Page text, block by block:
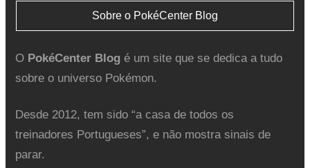
Sobre o PokéCenter Blog
O PokéCenter Blogé um site que se dedica a tudo
sobre o universo Pokémon.
Desde 2012, tem sido “a casa de todos os
treinadores Portugueses”, e não mostra sinais de
parar.